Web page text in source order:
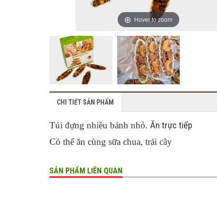
Hover to zoom
CHI TIẾT SẢN PHẨM
Túi đựng nhiều bánh nhỏ. Ăn trực tiếp
Có thể ăn cùng sữa chua, trái cây
SẢN PHẨM LIÊN QUAN